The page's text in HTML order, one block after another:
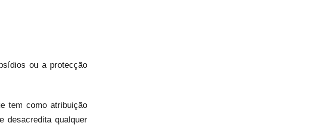
ou a protecção
tem como atribuição
desacredita qualquer